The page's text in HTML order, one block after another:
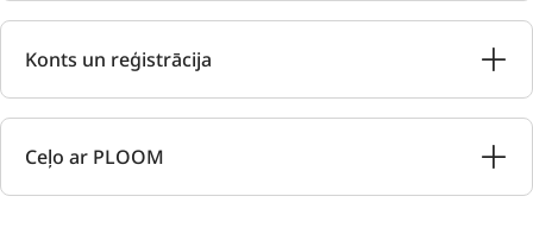
Konts un reģistrācija
Ceļo ar PLOOM